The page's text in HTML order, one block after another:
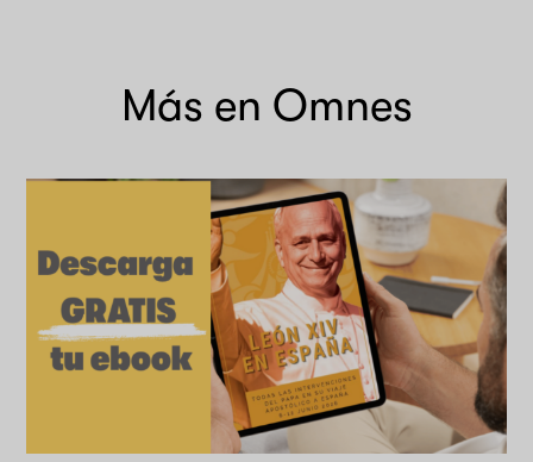
Más en Omnes